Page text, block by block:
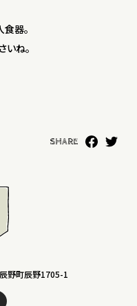
器。
いね。
SHARE
野町辰野1705-1